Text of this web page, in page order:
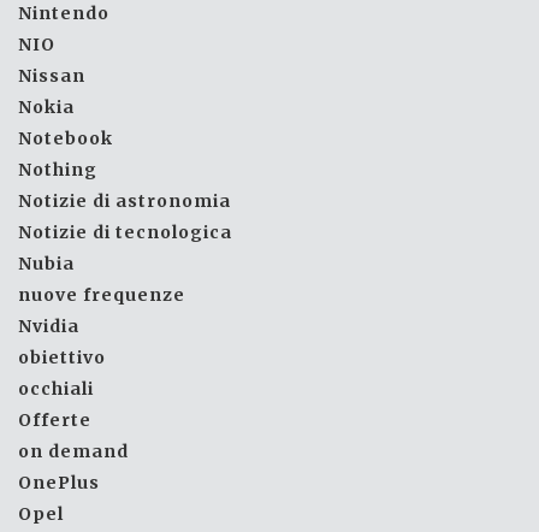
Nintendo
NIO
Nissan
Nokia
Notebook
Nothing
Notizie di astronomia
Notizie di tecnologica
Nubia
nuove frequenze
Nvidia
obiettivo
occhiali
Offerte
on demand
OnePlus
Opel